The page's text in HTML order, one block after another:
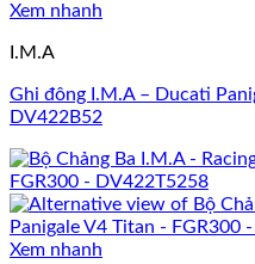
Xem nhanh
I.M.A
Ghi đông I.M.A – Ducati
DV422B52
Xem nhanh